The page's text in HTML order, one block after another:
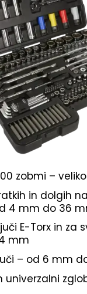
zobmi –
in dolgih
4 mm do 36
E-Torx in za
mm
– od 6 mm
univerzalni